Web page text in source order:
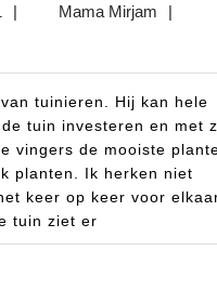
voor
30| Mama MirjamMama
|
tuinieren. Hij kan hele
tuin investeren en met
vingers de mooiste
planten. Ik herken niet
keer op keer voor
tuin ziet er